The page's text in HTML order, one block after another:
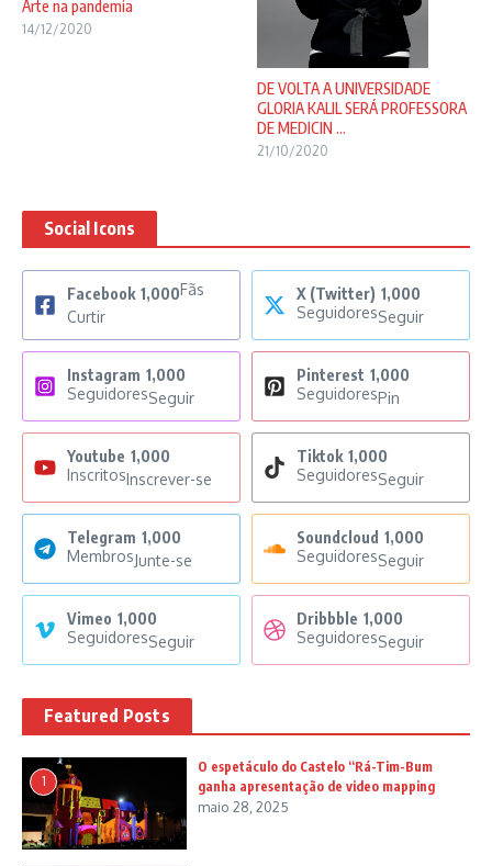
Arte na pandemia
14/12/2020
DE VOLTA A UNIVERSIDADE
GLORIA KALIL SERÁ PROFESSORA
DE MEDICIN ...
21/10/2020
Social Icons
Facebook 1,000Fãs
Curtir
X (Twitter) 1,000
SeguidoresSeguir
Instagram 1,000
SeguidoresSeguir
Pinterest 1,000
SeguidoresPin
Youtube 1,000
InscritosInscrever-se
Tiktok 1,000
SeguidoresSeguir
Telegram 1,000
MembrosJunte-se
Soundcloud 1,000
SeguidoresSeguir
Vimeo 1,000
SeguidoresSeguir
Dribbble 1,000
SeguidoresSeguir
Featured Posts
1
O espetáculo do Castelo “Rá-Tim-Bum
ganha apresentação de video mapping
maio 28, 2025